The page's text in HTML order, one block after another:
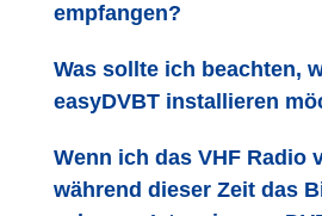
empfangen?
Was sollte ich beachten,
easyDVBT installieren
Wenn ich das VHF Radio
während dieser Zeit das